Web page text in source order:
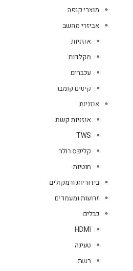
מוצרי קופה
אביזרי מחשב
אוזניות
מקלדות
עכברים
קיטים קומבו
אוזניות
אוזניות קשת
TWS
קליפס רולר
חוטיות
בידוריות ורמקולים
זרועות ומעמדים
כבלים
HDMI
טעינה
רשת